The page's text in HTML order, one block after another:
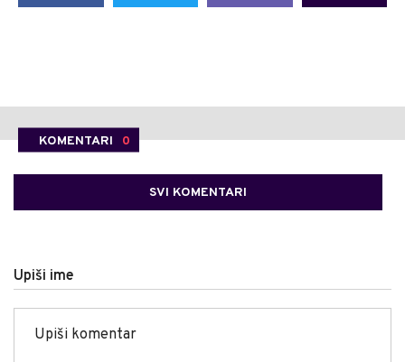
KOMENTARI 0
SVI KOMENTARI
Upiši ime